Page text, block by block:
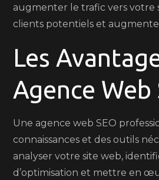
augmenter le trafic vers votre
clients potentiels et
Les
Agence Web
Une agence web SEO
connaissances et des outils
analyser votre site web,
d’optimisation et mettre en